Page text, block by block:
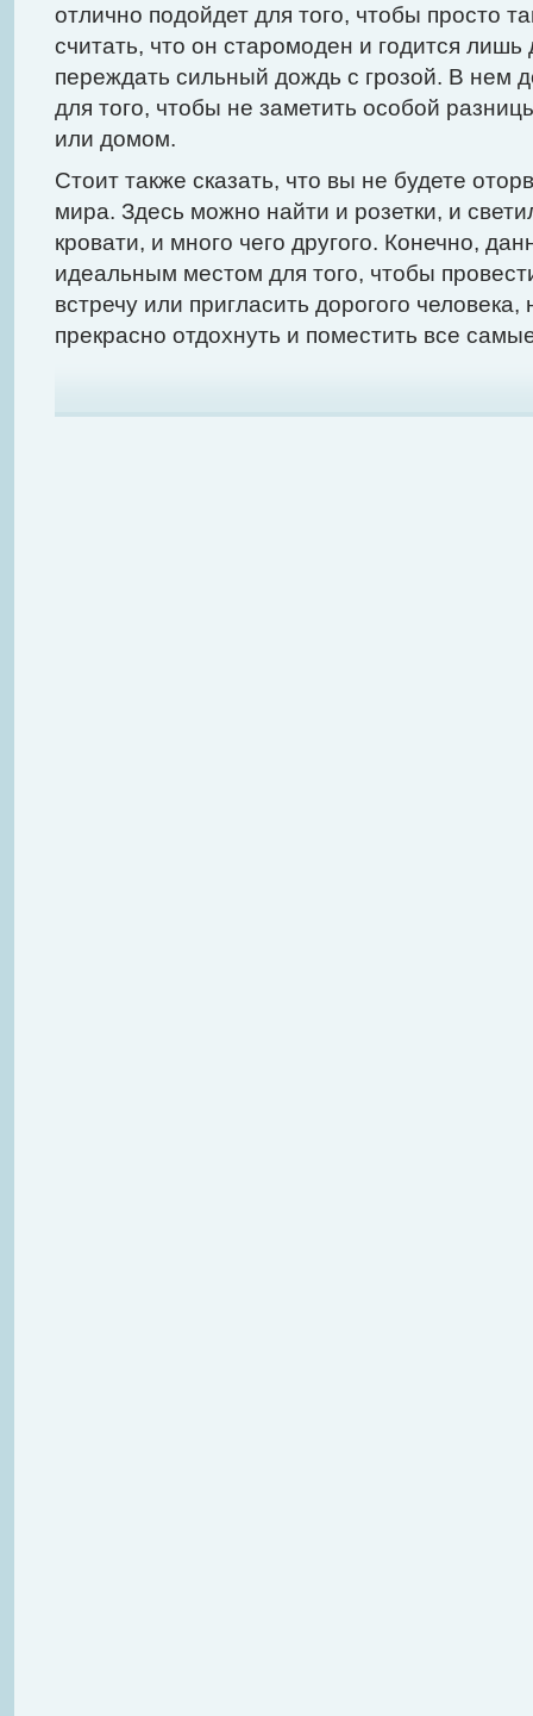
отлично подойдет для того, чтобы просто
считать, что он старомоден и годится лишь
переждать сильный дождь с грозой. В нем
для того, чтобы не заметить особой
или домом.
Стоит также сказать, что вы не будете
мира. Здесь можно найти и розетки, и
кровати, и много чего другого. Конечно,
идеальным местом для того, чтобы
встречу или пригласить дорогого
прекрасно отдохнуть и поместить все